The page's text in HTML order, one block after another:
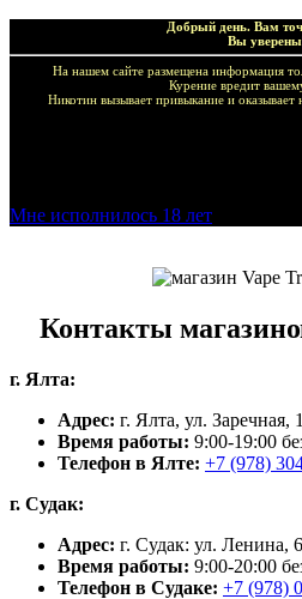
Добрый день. Вам
Вы
На нашем сайте размещена информация
Курение вредит
Никотин вызывает привыкание и оказывает
Мне исполнилось 18 лет
Контакты
г. Ялта:
Адрес: г. Ялта, ул. Заречная,
Время работы: 9:00-19:00
Телефон в Ялте: +7 (978)
г. Судак:
Адрес: г. Судак: ул. Ленина,
Время работы: 9:00-20:00
Телефон в Судаке: +7 (978)